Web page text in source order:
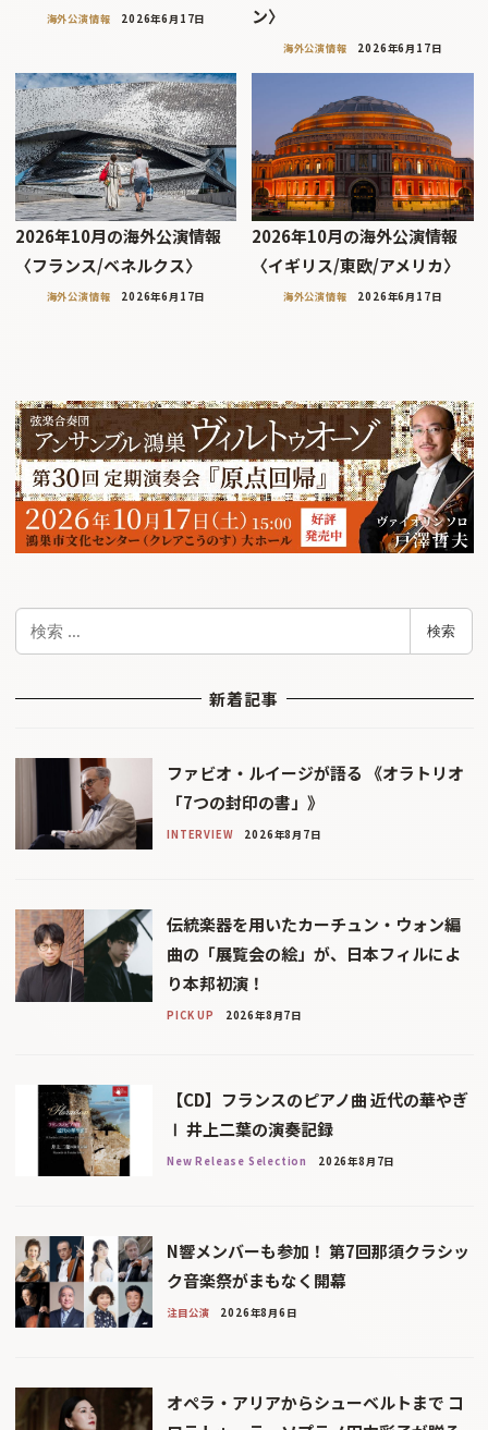
海外公演情報 2026年6月17日
ン〉
海外公演情報 2026年6月17日
2026年10月の海外公演情報
〈フランス/ベネルクス〉
海外公演情報 2026年6月17日
2026年10月の海外公演情報
〈イギリス/東欧/アメリカ〉
海外公演情報 2026年6月17日
検
検索
新着記事
ファビオ・ルイージが語る 《オラトリオ
「7つの封印の書」》
INTERVIEW 2026年8月7日
伝統楽器を用いたカーチュン・ウォン編
曲の「展覧会の絵」が、日本フィルによ
り本邦初演！
PICK UP 2026年8月7日
【CD】フランスのピアノ曲 近代の華やぎ
Ⅰ 井上二葉の演奏記録
New Release Selection 2026年8月7日
N響メンバーも参加！ 第7回那須クラシッ
ク音楽祭がまもなく開幕
注目公演 2026年8月6日
オペラ・アリアからシューベルトまで コ